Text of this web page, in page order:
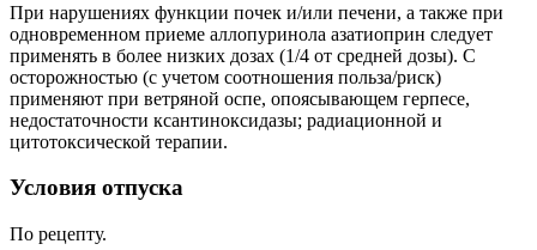
При нарушениях функции почек и/или печени, а также при
одновременном приеме аллопуринола азатиоприн следует
применять в более низких дозах (1/4 от средней дозы). С
осторожностью (с учетом соотношения польза/риск)
применяют при ветряной оспе, опоясывающем герпесе,
недостаточности ксантиноксидазы; радиационной и
цитотоксической терапии.
Условия отпуска
По рецепту.